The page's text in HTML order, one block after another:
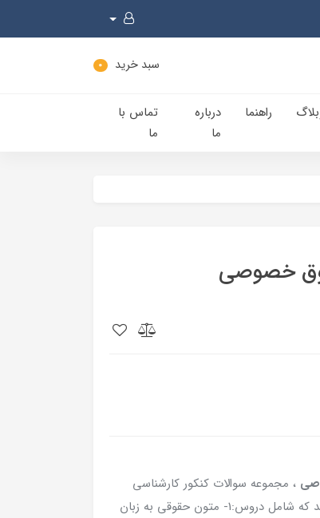
سبد خرید 0
راهنما
درباره
ما
تماس با
ما
خصوصی
، مجموعه سوالات کنکور کارشناسی
ارشد حقوق خصوصی با پاسخ های کاملا تشریحی می باشد که شامل دروس:1- متون حقوقی به زبان